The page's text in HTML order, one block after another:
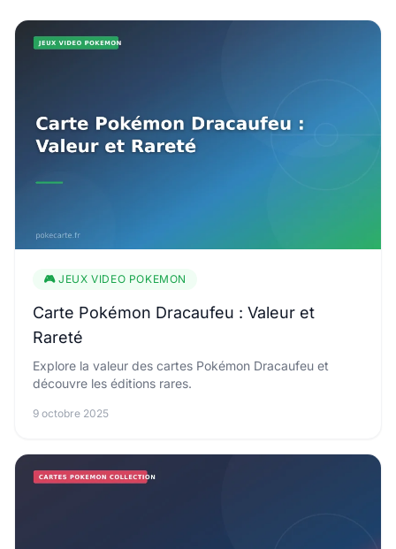
🎮 JEUX VIDEO POKEMON
Carte Pokémon Dracaufeu : Valeur et
Rareté
Explore la valeur des cartes Pokémon Dracaufeu et
découvre les éditions rares.
9 octobre 2025